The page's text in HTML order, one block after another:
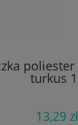
turkus
13,29 zł